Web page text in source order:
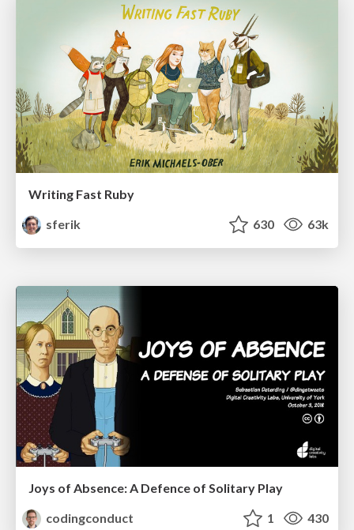
Writing Fast Ruby
sferik
630 63k
Joys of Absence: A Defence of Solitary Play
codingconduct
1 430